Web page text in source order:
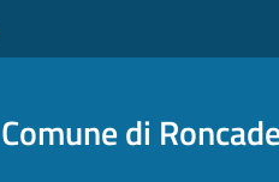
Comune di Roncade